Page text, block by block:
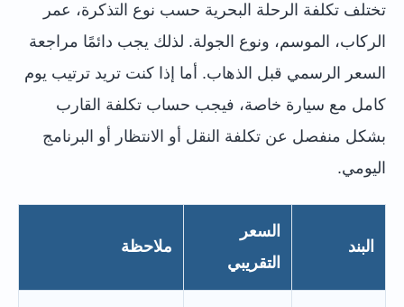
تختلف تكلفة الرحلة البحرية حسب نوع التذكرة، عمر
الركاب، الموسم، ونوع الجولة. لذلك يجب دائمًا مراجعة
السعر الرسمي قبل الذهاب. أما إذا كنت تريد ترتيب يوم
كامل مع سيارة خاصة، فيجب حساب تكلفة القارب
بشكل منفصل عن تكلفة النقل أو الانتظار أو البرنامج
اليومي.
البند
السعر
التقريبي
ملاحظة